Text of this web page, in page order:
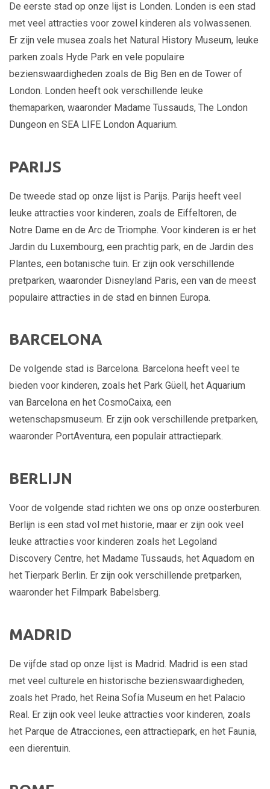
De eerste stad op onze lijst is Londen. Londen is een stad
met veel attracties voor zowel kinderen als volwassenen.
Er zijn vele musea zoals het Natural History Museum, leuke
parken zoals Hyde Park en vele populaire
bezienswaardigheden zoals de Big Ben en de Tower of
London. Londen heeft ook verschillende leuke
themaparken, waaronder Madame Tussauds, The London
Dungeon en SEA LIFE London Aquarium.
PARIJS
De tweede stad op onze lijst is Parijs. Parijs heeft veel
leuke attracties voor kinderen, zoals de Eiffeltoren, de
Notre Dame en de Arc de Triomphe. Voor kinderen is er het
Jardin du Luxembourg, een prachtig park, en de Jardin des
Plantes, een botanische tuin. Er zijn ook verschillende
pretparken, waaronder Disneyland Paris, een van de meest
populaire attracties in de stad en binnen Europa.
BARCELONA
De volgende stad is Barcelona. Barcelona heeft veel te
bieden voor kinderen, zoals het Park Güell, het Aquarium
van Barcelona en het CosmoCaixa, een
wetenschapsmuseum. Er zijn ook verschillende pretparken,
waaronder PortAventura, een populair attractiepark.
BERLIJN
Voor de volgende stad richten we ons op onze oosterburen.
Berlijn is een stad vol met historie, maar er zijn ook veel
leuke attracties voor kinderen zoals het Legoland
Discovery Centre, het Madame Tussauds, het Aquadom en
het Tierpark Berlin. Er zijn ook verschillende pretparken,
waaronder het Filmpark Babelsberg.
MADRID
De vijfde stad op onze lijst is Madrid. Madrid is een stad
met veel culturele en historische bezienswaardigheden,
zoals het Prado, het Reina Sofía Museum en het Palacio
Real. Er zijn ook veel leuke attracties voor kinderen, zoals
het Parque de Atracciones, een attractiepark, en het Faunia,
een dierentuin.